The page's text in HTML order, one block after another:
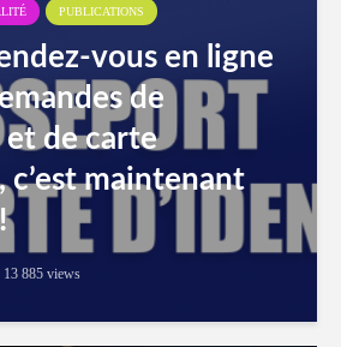
PUBLICATIONS
vous en ligne
de
et de carte
c’est maintenant
13 885 views